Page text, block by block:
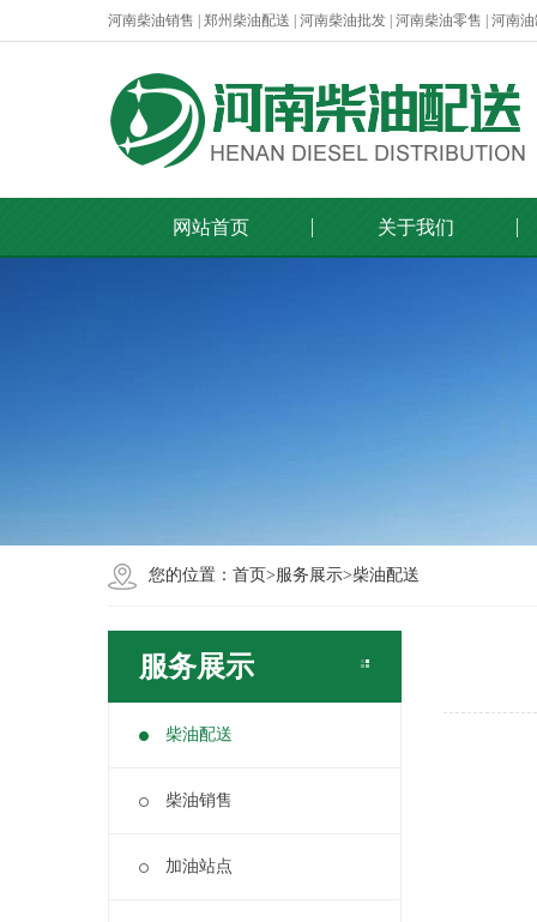
河南柴油销售 | 郑州柴油配送 | 河南柴油批发 | 河南柴油零售 | 河南
网站首页 关于我们
您的位置： 首页>服务展示>柴油配送
服务展示
柴油配送
柴油销售
加油站点